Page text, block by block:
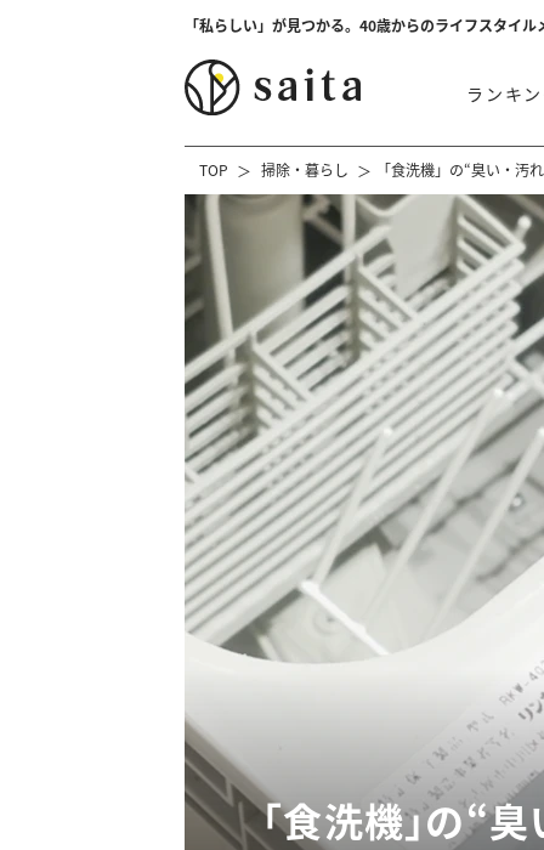
「私らしい」が見つかる。40歳からのライフスタイル
ランキ
TOP 掃除・暮らし 「食洗機」の“臭い・汚
「食洗機」の“